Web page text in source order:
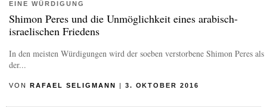
EINE WÜRDIGUNG
Shimon Peres und die Unmöglichkeit eines arabisch-
israelischen Friedens
In den meisten Würdigungen wird der soeben verstorbene Shimon Peres als
der...
VON RAFAEL SELIGMANN | 3. OKTOBER 2016